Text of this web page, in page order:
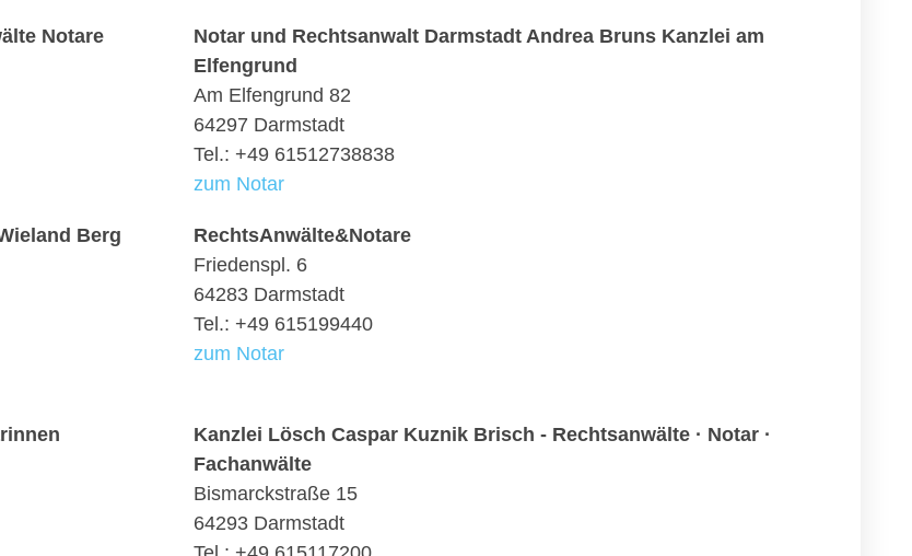
Notare
Notar und Rechtsanwalt Darmstadt Andrea Bruns Kanzlei am
Elfengrund
Am Elfengrund 82
64297 Darmstadt
Tel.: +49 61512738838
zum Notar
Berg
RechtsAnwälte&Notare
Friedenspl. 6
64283 Darmstadt
Tel.: +49 615199440
zum Notar
Kanzlei Lösch Caspar Kuznik Brisch - Rechtsanwälte · Notar ·
Fachanwälte
Bismarckstraße 15
64293 Darmstadt